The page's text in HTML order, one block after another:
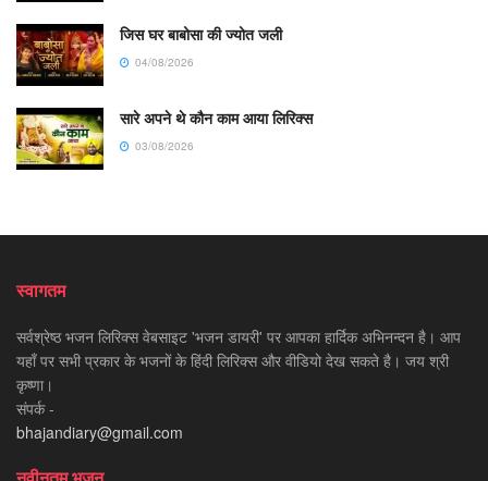
जिस घर बाबोसा की ज्योत जली
04/08/2026
सारे अपने थे कौन काम आया लिरिक्स
03/08/2026
स्वागतम
सर्वश्रेष्ठ भजन लिरिक्स वेबसाइट 'भजन डायरी' पर आपका हार्दिक अभिनन्दन है। आप
यहाँ पर सभी प्रकार के भजनों के हिंदी लिरिक्स और वीडियो देख सकते है। जय श्री
कृष्णा।
संपर्क -
bhajandiary@gmail.com